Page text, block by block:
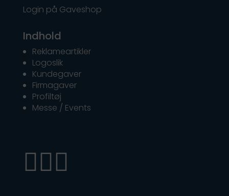
Login på Gaveshop
Indhold
Reklameartikler
Logoslik
Kundegaver
Firmagaver
Profiltøj
Messe / Events
